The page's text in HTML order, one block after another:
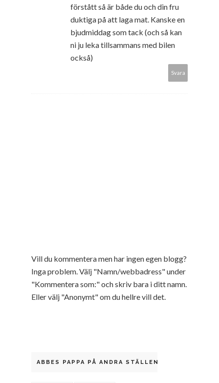
förstått så är både du och din fru
duktiga på att laga mat. Kanske en
bjudmiddag som tack (och så kan
ni ju leka tillsammans med bilen
också)
Svara
Vill du kommentera men har ingen egen blogg?
Inga problem. Välj "Namn/webbadress" under
"Kommentera som:" och skriv bara i ditt namn.
Eller välj "Anonymt" om du hellre vill det.
ABBES PAPPA PÅ ANDRA STÄLLEN